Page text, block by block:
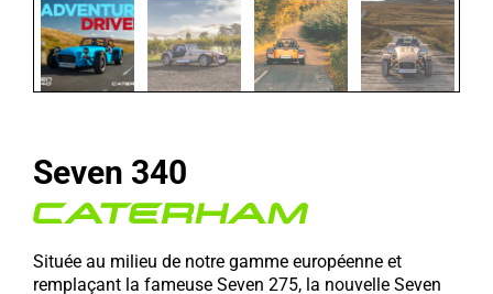
Seven 340
Située au milieu de notre gamme européenne et
remplaçant la fameuse Seven 275, la nouvelle Seven